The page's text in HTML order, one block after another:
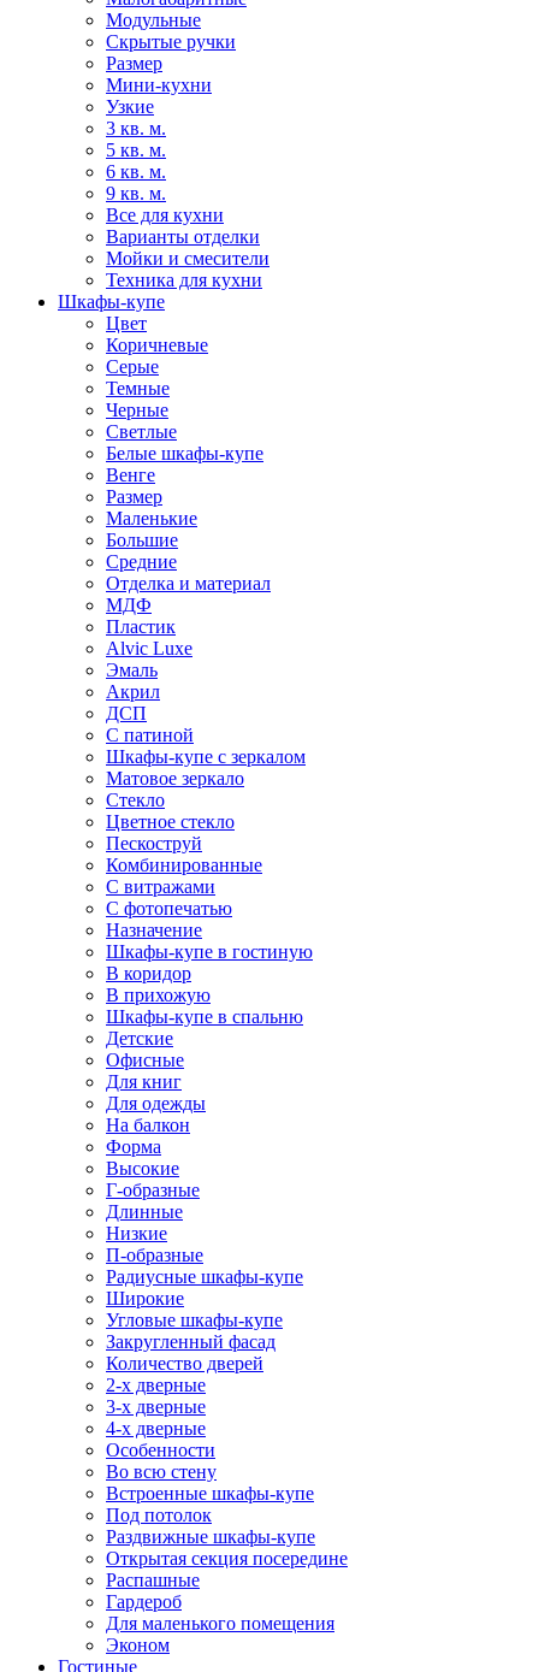
Модульные
Скрытые ручки
Размер
Мини-кухни
Узкие
3 кв. м.
5 кв. м.
6 кв. м.
9 кв. м.
Все для кухни
Варианты отделки
Мойки и смесители
Техника для кухни
Шкафы-купе
Цвет
Коричневые
Серые
Темные
Черные
Светлые
Белые шкафы-купе
Венге
Размер
Маленькие
Большие
Средние
Отделка и материал
МДФ
Пластик
Alvic Luxe
Эмаль
Акрил
ДСП
С патиной
Шкафы-купе с зеркалом
Матовое зеркало
Стекло
Цветное стекло
Пескоструй
Комбинированные
С витражами
С фотопечатью
Назначение
Шкафы-купе в гостиную
В коридор
В прихожую
Шкафы-купе в спальню
Детские
Офисные
Для книг
Для одежды
На балкон
Форма
Высокие
Г-образные
Длинные
Низкие
П-образные
Радиусные шкафы-купе
Широкие
Угловые шкафы-купе
Закругленный фасад
Количество дверей
2-х дверные
3-х дверные
4-х дверные
Особенности
Во всю стену
Встроенные шкафы-купе
Под потолок
Раздвижные шкафы-купе
Открытая секция посередине
Распашные
Гардероб
Для маленького помещения
Эконом
Гостиные